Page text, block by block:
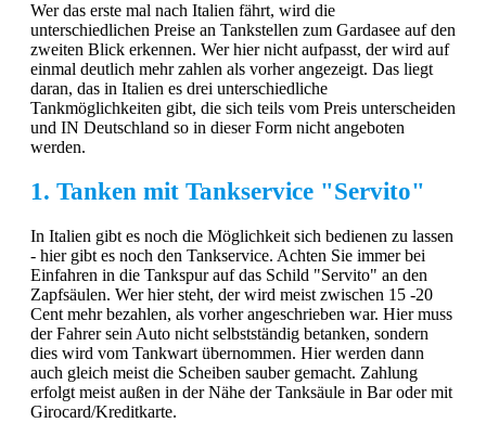
Wer das erste mal nach Italien fährt, wird die
unterschiedlichen Preise an Tankstellen zum Gardasee auf den
zweiten Blick erkennen. Wer hier nicht aufpasst, der wird auf
einmal deutlich mehr zahlen als vorher angezeigt. Das liegt
daran, das in Italien es drei unterschiedliche
Tankmöglichkeiten gibt, die sich teils vom Preis unterscheiden
und IN Deutschland so in dieser Form nicht angeboten
werden.
1. Tanken mit Tankservice "Servito"
In Italien gibt es noch die Möglichkeit sich bedienen zu lassen
- hier gibt es noch den Tankservice. Achten Sie immer bei
Einfahren in die Tankspur auf das Schild "Servito" an den
Zapfsäulen. Wer hier steht, der wird meist zwischen 15 -20
Cent mehr bezahlen, als vorher angeschrieben war. Hier muss
der Fahrer sein Auto nicht selbstständig betanken, sondern
dies wird vom Tankwart übernommen. Hier werden dann
auch gleich meist die Scheiben sauber gemacht. Zahlung
erfolgt meist außen in der Nähe der Tanksäule in Bar oder mit
Girocard/Kreditkarte.